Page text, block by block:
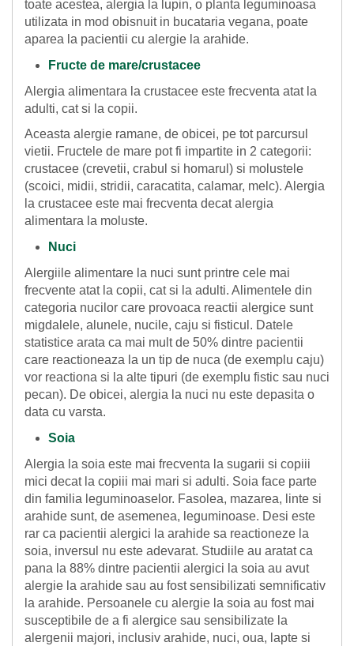
toate acestea, alergia la lupin, o planta leguminoasa
utilizata in mod obisnuit in bucataria vegana, poate
aparea la pacientii cu alergie la arahide.
Fructe de mare/crustacee
Alergia alimentara la crustacee este frecventa atat la
adulti, cat si la copii.
Aceasta alergie ramane, de obicei, pe tot parcursul
vietii. Fructele de mare pot fi impartite in 2 categorii:
crustacee (crevetii, crabul si homarul) si molustele
(scoici, midii, stridii, caracatita, calamar, melc). Alergia
la crustacee este mai frecventa decat alergia
alimentara la moluste.
Nuci
Alergiile alimentare la nuci sunt printre cele mai
frecvente atat la copii, cat si la adulti. Alimentele din
categoria nucilor care provoaca reactii alergice sunt
migdalele, alunele, nucile, caju si fisticul. Datele
statistice arata ca mai mult de 50% dintre pacientii
care reactioneaza la un tip de nuca (de exemplu caju)
vor reactiona si la alte tipuri (de exemplu fistic sau nuci
pecan). De obicei, alergia la nuci nu este depasita o
data cu varsta.
Soia
Alergia la soia este mai frecventa la sugarii si copiii
mici decat la copiii mai mari si adulti. Soia face parte
din familia leguminoaselor. Fasolea, mazarea, linte si
arahide sunt, de asemenea, leguminoase. Desi este
rar ca pacientii alergici la arahide sa reactioneze la
soia, inversul nu este adevarat. Studiile au aratat ca
pana la 88% dintre pacientii alergici la soia au avut
alergie la arahide sau au fost sensibilizati semnificativ
la arahide. Persoanele cu alergie la soia au fost mai
susceptibile de a fi alergice sau sensibilizate la
alergenii majori, inclusiv arahide, nuci, oua, lapte si